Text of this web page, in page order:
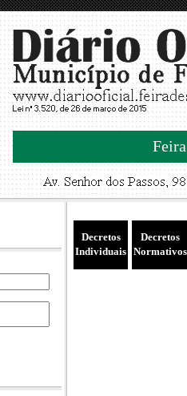
Decretos
Individuais
Decretos
Normativos